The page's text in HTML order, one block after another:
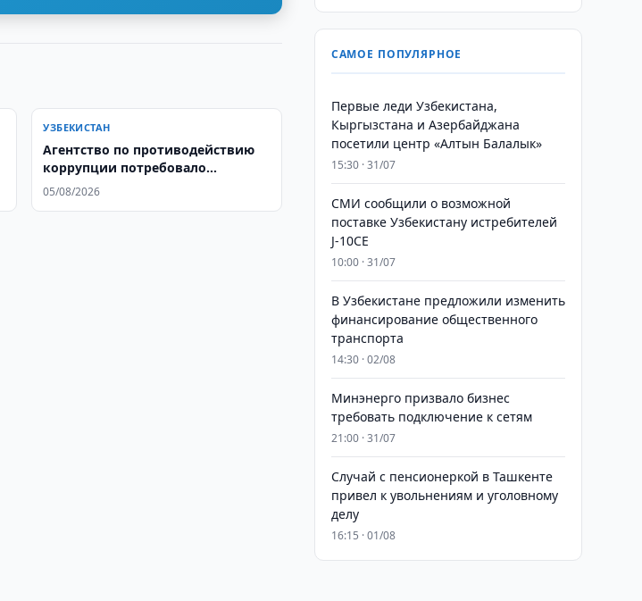
УЗБЕКИСТАН
Агентство по противодействию
коррупции потребовало
проверить хокима района
05/08/2026
САМОЕ ПОПУЛЯРНОЕ
Первые леди Узбекистана,
Кыргызстана и Азербайджана
посетили центр «Алтын Балалык»
15:30 · 31/07
СМИ сообщили о возможной
поставке Узбекистану истребителей
J-10CE
10:00 · 31/07
В Узбекистане предложили изменить
финансирование общественного
транспорта
14:30 · 02/08
Минэнерго призвало бизнес
требовать подключение к сетям
21:00 · 31/07
Случай с пенсионеркой в Ташкенте
привел к увольнениям и уголовному
делу
16:15 · 01/08